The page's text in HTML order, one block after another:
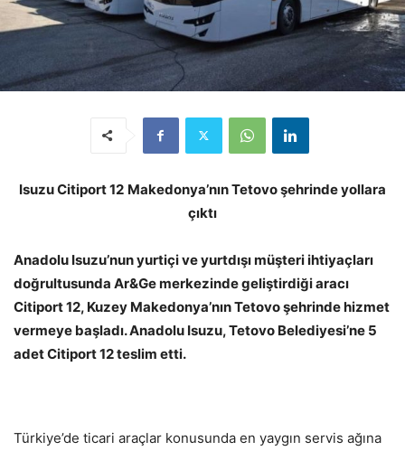
Isuzu Citiport 12 Makedonya’nın Tetovo şehrinde yollara
çıktı
Anadolu Isuzu’nun yurtiçi ve yurtdışı müşteri ihtiyaçları
doğrultusunda Ar&Ge merkezinde geliştirdiği aracı
Citiport 12, Kuzey Makedonya’nın Tetovo şehrinde hizmet
vermeye başladı.Anadolu Isuzu, Tetovo Belediyesi’ne 5
adet Citiport 12 teslim etti.
Türkiye’de ticari araçlar konusunda en yaygın servis ağına